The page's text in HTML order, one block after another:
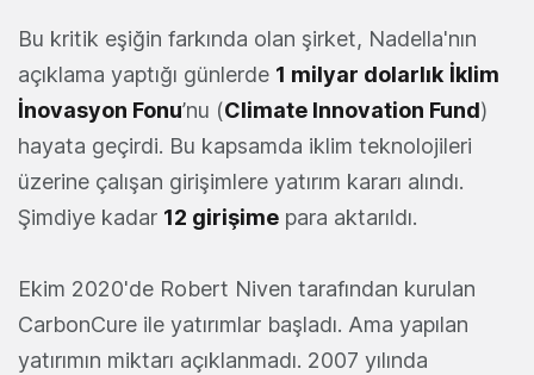
Bu kritik eşiğin farkında olan şirket, Nadella'nın
açıklama yaptığı günlerde 1 milyar dolarlık İklim
İnovasyon Fonu’nu (Climate Innovation Fund)
hayata geçirdi. Bu kapsamda iklim teknolojileri
üzerine çalışan girişimlere yatırım kararı alındı.
Şimdiye kadar 12 girişime para aktarıldı.
Ekim 2020'de Robert Niven tarafından kurulan
CarbonCure ile yatırımlar başladı. Ama yapılan
yatırımın miktarı açıklanmadı. 2007 yılında